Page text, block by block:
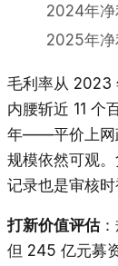
2024年净
2025年净
毛利率从 2023
内腰斩近 11 个
年——平价上网
规模依然可观
记录也是审核时
打新价值评估
但 245 亿元募